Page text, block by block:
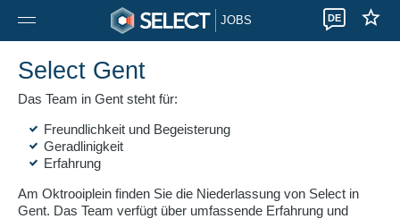
JOBS DE
Select Gent
Das Team in Gent steht für:
Freundlichkeit und Begeisterung
Geradlinigkeit
Erfahrung
Am Oktrooiplein finden Sie die Niederlassung von Select in
Gent. Das Team verfügt über umfassende Erfahrung und